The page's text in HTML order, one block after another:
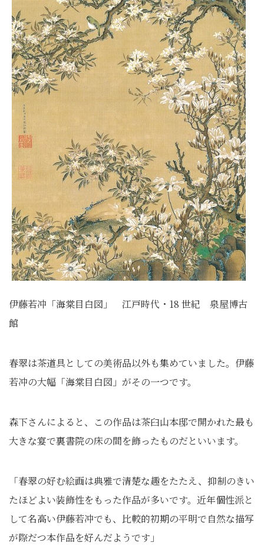
伊藤若冲「海棠目白図」 江戸時代・18 世紀 泉屋博古
館
春翠は茶道具としての美術品以外も集めていました。伊藤
若冲の大幅「海棠目白図」がその一つです。
森下さんによると、この作品は茶臼山本邸で開かれた最も
大きな宴で裏書院の床の間を飾ったものだといいます。
「春翠の好む絵画は典雅で清楚な趣をたたえ、抑制のきい
たほどよい装飾性をもった作品が多いです。近年個性派と
して名高い伊藤若冲でも、比較的初期の平明で自然な描写
が際だつ本作品を好んだようです」